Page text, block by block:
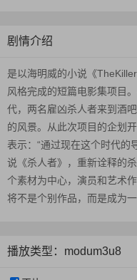
剧情介绍
是以海明威的小说《
风格完成的短篇电影集项目
代，两名雇凶杀人者来到酒
的风景。从此次项目的企划
表示：“通过现在这个时代的
说《杀人者》，重新诠释的
个素材为中心，演员和艺术
将不是个别作品，而是成为
播放类型：modum3u8